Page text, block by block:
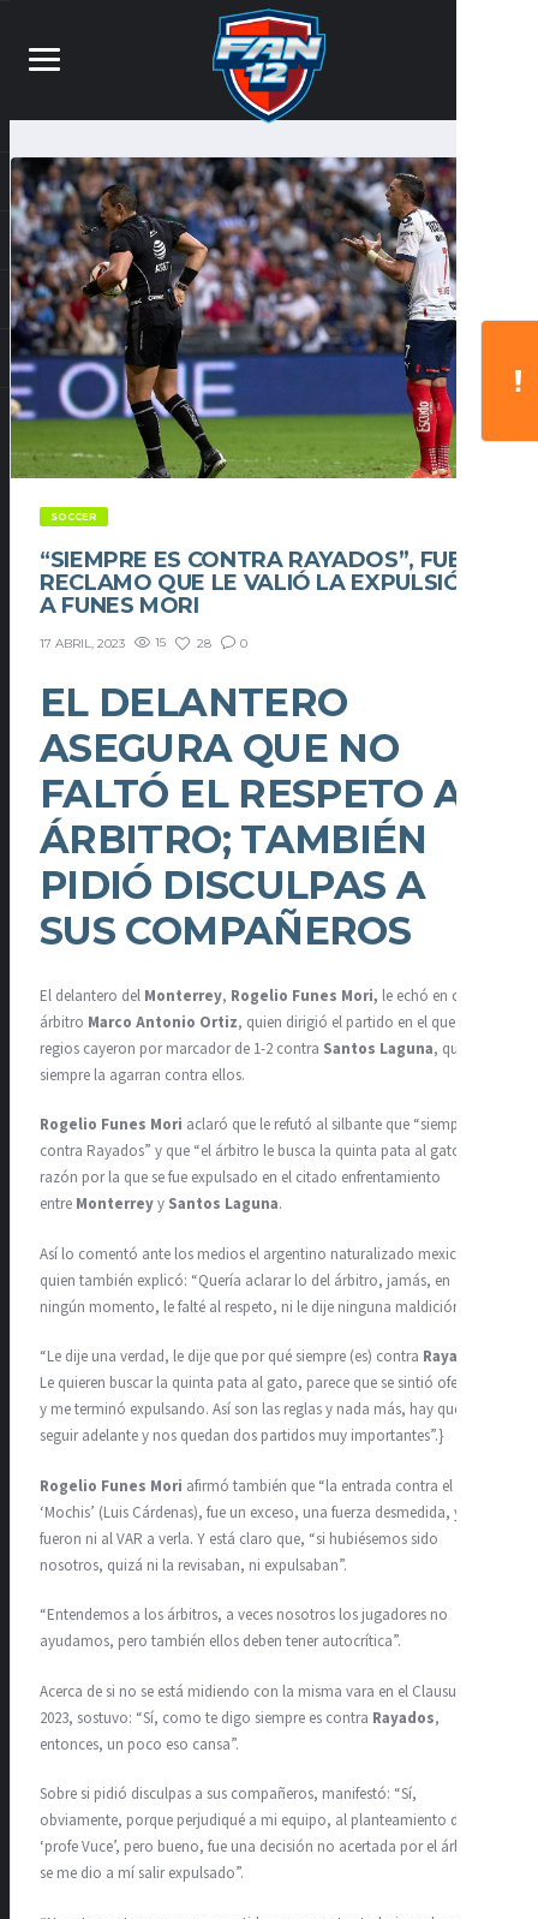
SOCCER
“SIEMPRE ES CONTRA RAYADOS”, FUE EL
RECLAMO QUE LE VALIÓ LA EXPULSIÓN
A FUNES MORI
17 ABRIL, 2023 15 28 0
EL DELANTERO
ASEGURA QUE NO
FALTÓ EL RESPETO AL
ÁRBITRO; TAMBIÉN
PIDIÓ DISCULPAS A
SUS COMPAÑEROS
El delantero del Monterrey, Rogelio Funes Mori, le echó en cara al
árbitro Marco Antonio Ortiz, quien dirigió el partido en el que los
regios cayeron por marcador de 1-2 contra Santos Laguna, que
siempre la agarran contra ellos.
Rogelio Funes Mori aclaró que le refutó al silbante que “siempre es
contra Rayados” y que “el árbitro le busca la quinta pata al gato”,
razón por la que se fue expulsado en el citado enfrentamiento
entre Monterreyy Santos Laguna.
Así lo comentó ante los medios el argentino naturalizado mexicano,
quien también explicó: “Quería aclarar lo del árbitro, jamás, en
ningún momento, le falté al respeto, ni le dije ninguna maldición”.
“Le dije una verdad, le dije que por qué siempre (es) contra Rayados
Le quieren buscar la quinta pata al gato, parece que se sintió ofendido
y me terminó expulsando. Así son las reglas y nada más, hay que
seguir adelante y nos quedan dos partidos muy importantes”.}
Rogelio Funes Mori afirmó también que “la entrada contra el
‘Mochis’ (Luis Cárdenas), fue un exceso, una fuerza desmedida, y no
fueron ni al VAR a verla. Y está claro que, “si hubiésemos sido
nosotros, quizá ni la revisaban, ni expulsaban”.
“Entendemos a los árbitros, a veces nosotros los jugadores no
ayudamos, pero también ellos deben tener autocrítica”.
Acerca de si no se está midiendo con la misma vara en el Clausura
2023, sostuvo: “Sí, como te digo siempre es contra Rayados,
entonces, un poco eso cansa”.
Sobre si pidió disculpas a sus compañeros, manifestó: “Sí,
obviamente, porque perjudiqué a mi equipo, al planteamiento del
‘profe Vuce’, pero bueno, fue una decisión no acertada por el árbitro y
se me dio a mí salir expulsado”.